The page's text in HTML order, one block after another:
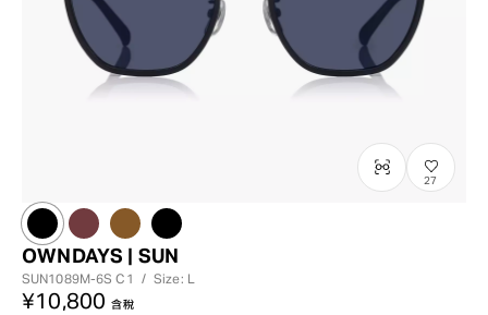
27
OWNDAYS | SUN
SUN1089M-6SC1 / Size: L
¥10,800 含稅